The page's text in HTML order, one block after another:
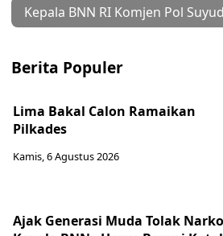
Kepala BNN RI Komjen Pol
Berita Populer
Lima Bakal Calon Ramaikan
Pilkades
Kamis, 6 Agustus 2026
Ajak Generasi Muda Tolak